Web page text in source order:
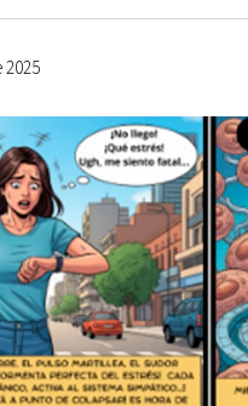
2025